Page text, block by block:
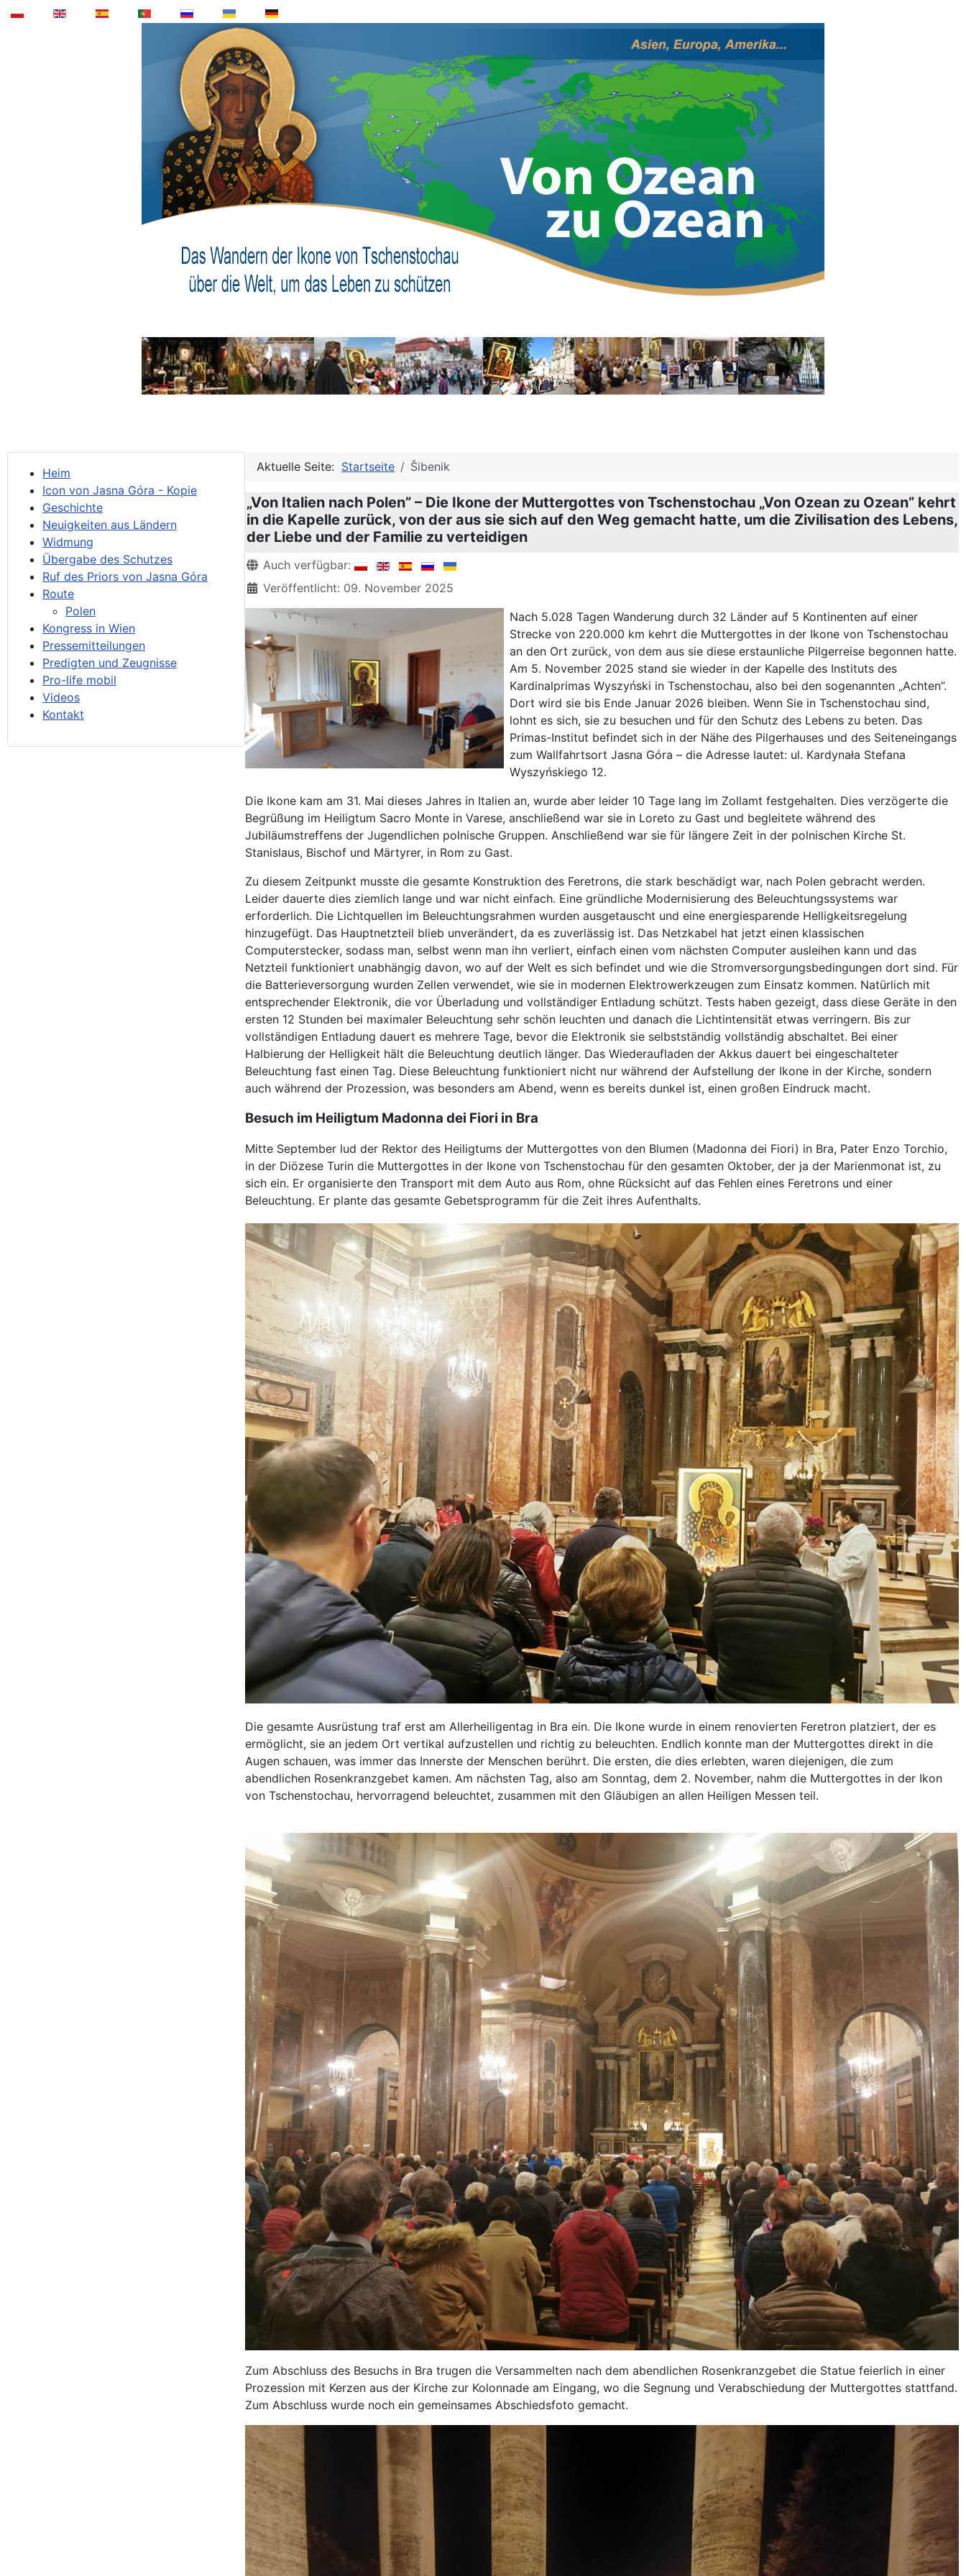
Heim
Icon von Jasna Góra - Kopie
Geschichte
Neuigkeiten aus Ländern
Widmung
Übergabe des Schutzes
Ruf des Priors von Jasna Góra
Route
Polen
Kongress in Wien
Pressemitteilungen
Predigten und Zeugnisse
Pro-life mobil
Videos
Kontakt
Aktuelle Seite: Startseite Šibenik
„Von Italien nach Polen” – Die Ikone der Muttergottes von Tschenstochau „Von Ozean zu Ozean” kehrt
in die Kapelle zurück, von der aus sie sich auf den Weg gemacht hatte, um die Zivilisation des Lebens,
der Liebe und der Familie zu verteidigen
Details
Auch verfügbar:
Veröffentlicht: 09. November 2025
Nach 5.028 Tagen Wanderung durch 32 Länder auf 5 Kontinenten auf einer
Strecke von 220.000 km kehrt die Muttergottes in der Ikone von Tschenstochau
an den Ort zurück, von dem aus sie diese erstaunliche Pilgerreise begonnen hatte.
Am 5. November 2025 stand sie wieder in der Kapelle des Instituts des
Kardinalprimas Wyszyński in Tschenstochau, also bei den sogenannten „Achten”.
Dort wird sie bis Ende Januar 2026 bleiben. Wenn Sie in Tschenstochau sind,
lohnt es sich, sie zu besuchen und für den Schutz des Lebens zu beten. Das
Primas-Institut befindet sich in der Nähe des Pilgerhauses und des Seiteneingangs
zum Wallfahrtsort Jasna Góra – die Adresse lautet: ul. Kardynała Stefana
Wyszyńskiego 12.
Die Ikone kam am 31. Mai dieses Jahres in Italien an, wurde aber leider 10 Tage lang im Zollamt festgehalten. Dies verzögerte die
Begrüßung im Heiligtum Sacro Monte in Varese, anschließend war sie in Loreto zu Gast und begleitete während des
Jubiläumstreffens der Jugendlichen polnische Gruppen. Anschließend war sie für längere Zeit in der polnischen Kirche St.
Stanislaus, Bischof und Märtyrer, in Rom zu Gast.
Zu diesem Zeitpunkt musste die gesamte Konstruktion des Feretrons, die stark beschädigt war, nach Polen gebracht werden.
Leider dauerte dies ziemlich lange und war nicht einfach. Eine gründliche Modernisierung des Beleuchtungssystems war
erforderlich. Die Lichtquellen im Beleuchtungsrahmen wurden ausgetauscht und eine energiesparende Helligkeitsregelung
hinzugefügt. Das Hauptnetzteil blieb unverändert, da es zuverlässig ist. Das Netzkabel hat jetzt einen klassischen
Computerstecker, sodass man, selbst wenn man ihn verliert, einfach einen vom nächsten Computer ausleihen kann und das
Netzteil funktioniert unabhängig davon, wo auf der Welt es sich befindet und wie die Stromversorgungsbedingungen dort sind. Für
die Batterieversorgung wurden Zellen verwendet, wie sie in modernen Elektrowerkzeugen zum Einsatz kommen. Natürlich mit
entsprechender Elektronik, die vor Überladung und vollständiger Entladung schützt. Tests haben gezeigt, dass diese Geräte in den
ersten 12 Stunden bei maximaler Beleuchtung sehr schön leuchten und danach die Lichtintensität etwas verringern. Bis zur
vollständigen Entladung dauert es mehrere Tage, bevor die Elektronik sie selbstständig vollständig abschaltet. Bei einer
Halbierung der Helligkeit hält die Beleuchtung deutlich länger. Das Wiederaufladen der Akkus dauert bei eingeschalteter
Beleuchtung fast einen Tag. Diese Beleuchtung funktioniert nicht nur während der Aufstellung der Ikone in der Kirche, sondern
auch während der Prozession, was besonders am Abend, wenn es bereits dunkel ist, einen großen Eindruck macht.
Besuch im Heiligtum Madonna dei Fiori in Bra
Mitte September lud der Rektor des Heiligtums der Muttergottes von den Blumen (Madonna dei Fiori) in Bra, Pater Enzo Torchio,
in der Diözese Turin die Muttergottes in der Ikone von Tschenstochau für den gesamten Oktober, der ja der Marienmonat ist, zu
sich ein. Er organisierte den Transport mit dem Auto aus Rom, ohne Rücksicht auf das Fehlen eines Feretrons und einer
Beleuchtung. Er plante das gesamte Gebetsprogramm für die Zeit ihres Aufenthalts.
Die gesamte Ausrüstung traf erst am Allerheiligentag in Bra ein. Die Ikone wurde in einem renovierten Feretron platziert, der es
ermöglicht, sie an jedem Ort vertikal aufzustellen und richtig zu beleuchten. Endlich konnte man der Muttergottes direkt in die
Augen schauen, was immer das Innerste der Menschen berührt. Die ersten, die dies erlebten, waren diejenigen, die zum
abendlichen Rosenkranzgebet kamen. Am nächsten Tag, also am Sonntag, dem 2. November, nahm die Muttergottes in der Ikon
von Tschenstochau, hervorragend beleuchtet, zusammen mit den Gläubigen an allen Heiligen Messen teil.
Zum Abschluss des Besuchs in Bra trugen die Versammelten nach dem abendlichen Rosenkranzgebet die Statue feierlich in einer
Prozession mit Kerzen aus der Kirche zur Kolonnade am Eingang, wo die Segnung und Verabschiedung der Muttergottes stattfand.
Zum Abschluss wurde noch ein gemeinsames Abschiedsfoto gemacht.